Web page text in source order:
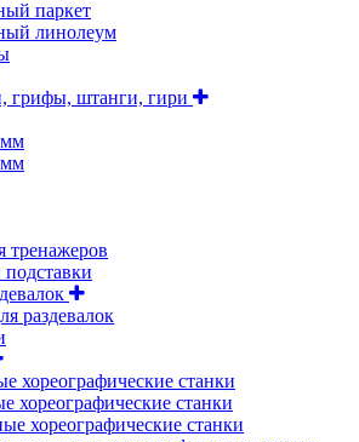
паркет
линолеум
грифы, штанги, гири
тренажеров
раздевалок
хореографические станки
хореографические станки
хореографические станки